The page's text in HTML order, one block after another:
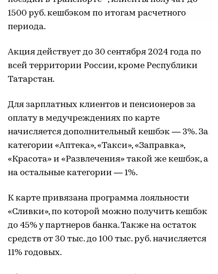
1500 руб. кешбэком по итогам расчетного
периода.
Акция действует до 30 сентября 2024 года по
всей территории России, кроме Республики
Татарстан.
Для зарплатных клиентов и пенсионеров за
оплату в медучреждениях по карте
начисляется дополнительный кешбэк — 3%. За
категории «Аптека», «Такси», «Заправка»,
«Красота» и «Развлечения» такой же кешбэк, а
на остальные категории — 1%.
К карте привязана программа лояльности
«Сливки», по которой можно получить кешбэк
до 45% у партнеров банка. Также на остаток
средств от 30 тыс. до 100 тыс. руб. начисляется
11% годовых.